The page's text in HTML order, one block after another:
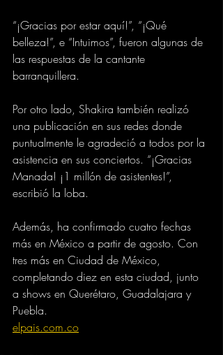
“¡Gracias por estar aquí!”, “¡Qué
belleza!”, e “Intuimos”, fueron algunas de
las respuestas de la cantante
barranquillera.
Por otro lado, Shakira también realizó
una publicación en sus redes donde
puntualmente le agradeció a todos por la
asistencia en sus conciertos. “¡Gracias
Manada! ¡1 millón de asistentes!”,
escribió la loba.
Además, ha confirmado cuatro fechas
más en México a partir de agosto. Con
tres más en Ciudad de México,
completando diez en esta ciudad, junto
a shows en Querétaro, Guadalajara y
Puebla.
elpais.com.co